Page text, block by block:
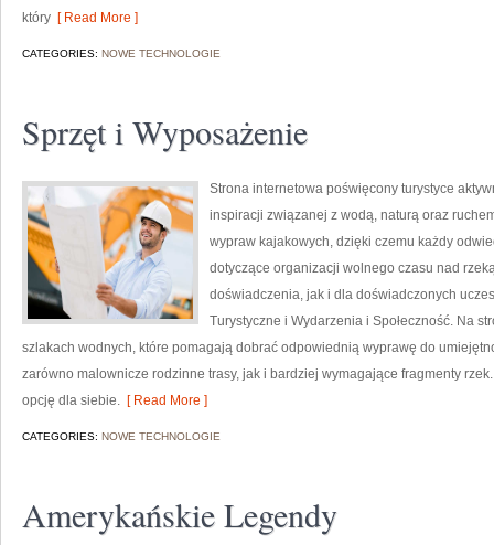
który [ Read More ]
CATEGORIES: NOWE TECHNOLOGIE
Sprzęt i Wyposażenie
Strona internetowa poświęcony turystyce
inspiracji związanej z wodą, naturą oraz
wypraw kajakowych, dzięki czemu każdy
dotyczące organizacji wolnego czasu nad
doświadczenia, jak i dla doświadczonych
Turystyczne i Wydarzenia i Społeczność. Na
szlakach wodnych, które pomagają dobrać odpowiednią wyprawę do
zarówno malownicze rodzinne trasy, jak i bardziej wymagające fragmenty
opcję dla siebie. [ Read More ]
CATEGORIES: NOWE TECHNOLOGIE
Amerykańskie Legendy